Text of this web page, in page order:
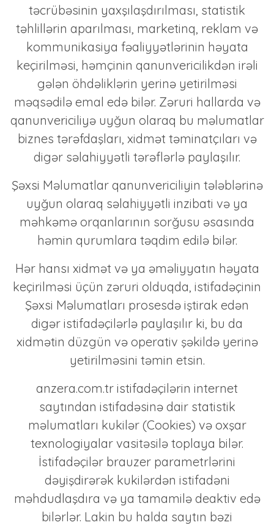
təcrübəsinin yaxşılaşdırılması, statistik
təhlillərin aparılması, marketinq, reklam və
kommunikasiya fəaliyyətlərinin həyata
keçirilməsi, həmçinin qanunvericilikdən irəli
gələn öhdəliklərin yerinə yetirilməsi
məqsədilə emal edə bilər. Zəruri hallarda və
qanunvericiliyə uyğun olaraq bu məlumatlar
biznes tərəfdaşları, xidmət təminatçıları və
digər səlahiyyətli tərəflərlə paylaşılır.
Şəxsi Məlumatlar qanunvericiliyin tələblərinə
uyğun olaraq səlahiyyətli inzibati və ya
məhkəmə orqanlarının sorğusu əsasında
həmin qurumlara təqdim edilə bilər.
Hər hansı xidmət və ya əməliyyatın həyata
keçirilməsi üçün zəruri olduqda, istifadəçinin
Şəxsi Məlumatları prosesdə iştirak edən
digər istifadəçilərlə paylaşılır ki, bu da
xidmətin düzgün və operativ şəkildə yerinə
yetirilməsini təmin etsin.
anzera.com.tr istifadəçilərin internet
saytından istifadəsinə dair statistik
məlumatları kukilər (Cookies) və oxşar
texnologiyalar vasitəsilə toplaya bilər.
İstifadəçilər brauzer parametrlərini
dəyişdirərək kukilərdən istifadəni
məhdudlaşdıra və ya tamamilə deaktiv edə
bilərlər. Lakin bu halda saytın bəzi